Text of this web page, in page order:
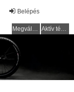
Belépés
Megválaszolatlan témák Aktív témák